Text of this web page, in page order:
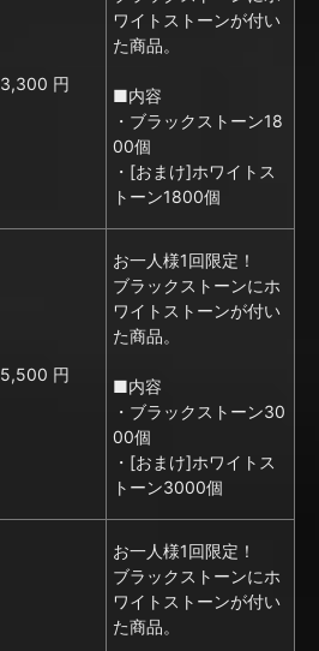
3,300 円
ワイトストーンが付い
た商品。
■内容
・ブラックストーン18
00個
・[おまけ]ホワイトス
トーン1800個
5,500 円
お一人様1回限定！
ブラックストーンにホ
ワイトストーンが付い
た商品。
■内容
・ブラックストーン30
00個
・[おまけ]ホワイトス
トーン3000個
お一人様1回限定！
ブラックストーンにホ
ワイトストーンが付い
た商品。